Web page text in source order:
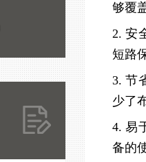
够覆
2. 安
短路
3. 节
少了
4. 易
备的